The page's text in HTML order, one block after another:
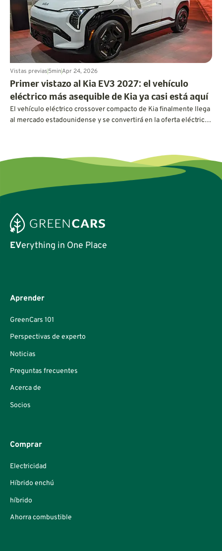
Vistas previas5minApr 24, 2026
Primer vistazo al Kia EV3 2027: el vehículo
eléctrico más asequible de Kia ya casi está aquí
El vehículo eléctrico crossover compacto de Kia finalmente llega
al mercado estadounidense y se convertirá en la oferta eléctrica
EVerything in One Place
Aprender
GreenCars 101
Perspectivas de experto
Noticias
Preguntas frecuentes
Acerca de
Socios
Comprar
Electricidad
Híbrido enchú
híbrido
Ahorra combustible